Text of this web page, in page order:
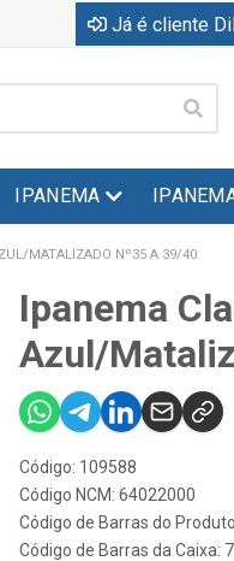
Já é cliente
IPANEMA
MATALIZADO Nº35 A 39/40
Ipanema
Azul/
Código: 109588
Código NCM: 64022000
Código de Barras do
Código de Barras da Caixa: